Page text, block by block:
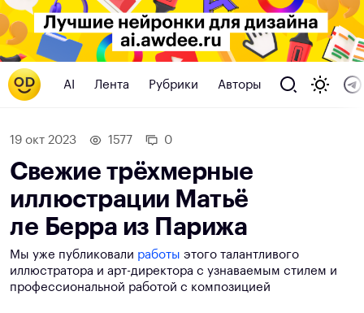
AI Лента Рубрики Авторы
19 окт 2023 1577 0
Свежие трёхмерные
иллюстрации Матьё
ле Берра из Парижа
Мы уже публиковали работы этого талантливого
иллюстратора и арт-директора с узнаваемым стилем и
профессиональной работой с композицией